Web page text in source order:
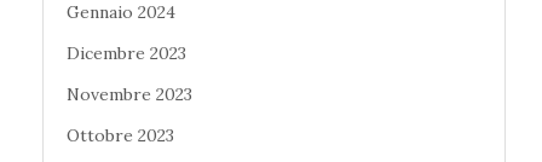
Gennaio 2024
Dicembre 2023
Novembre 2023
Ottobre 2023